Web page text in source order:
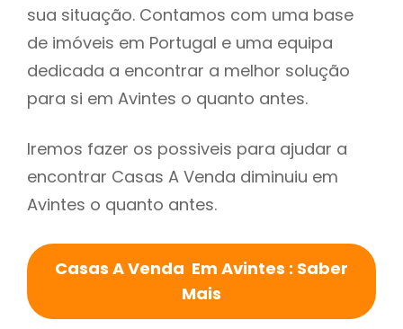
sua situação. Contamos com uma base
de imóveis em Portugal e uma equipa
dedicada a encontrar a melhor solução
para si em Avintes o quanto antes.
Iremos fazer os possiveis para ajudar a
encontrar Casas A Venda diminuiu em
Avintes o quanto antes.
Casas A Venda Em Avintes : Saber
Mais